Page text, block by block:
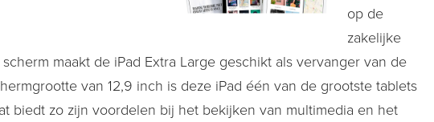
op de
zakelijke
maakt de iPad Extra Large geschikt als vervanger van de
van 12,9 inch is deze iPad één van de grootste tablets
biedt zo zijn voordelen bij het bekijken van multimedia en het